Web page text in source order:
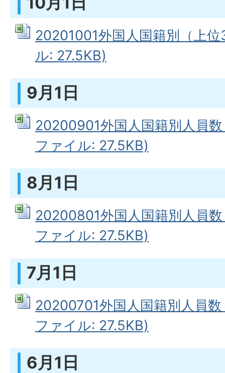
20201001外国人国籍別（上
ル: 27.5KB)
9月1日
20200901外国人国籍別人員
ファイル: 27.5KB)
8月1日
20200801外国人国籍別人員
ファイル: 27.5KB)
7月1日
20200701外国人国籍別人員
ファイル: 27.5KB)
6月1日